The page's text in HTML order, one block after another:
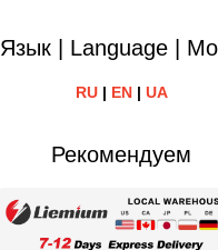
Язык | Language |
RU| EN| UA
Рекомендуем